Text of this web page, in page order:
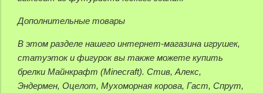
Дополнительные товары
В этом разделе нашего интернет-магазина игрушек,
статуэток и фигурок вы также можете купить
брелки Майнкрафт (Minecraft). Стив, Алекс,
Эндермен, Оцелот, Мухоморная корова, Гаст, Спрут,